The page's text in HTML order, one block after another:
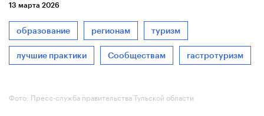
13 марта 2026
образование регионам туризм
лучшие практики Сообществам гастротуризм
Фото: Пресс-служба правительства Тульской области